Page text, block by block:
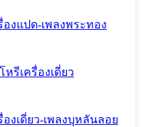
องแปด-เพลงพระทอง
รีเครื่องเดี่ยว
งเดี่ยว-เพลงบุหลันลอย